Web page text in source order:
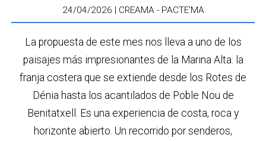
24/04/2026 | CREAMA - PACTE'MA
La propuesta de este mes nos lleva a uno de los
paisajes más impresionantes de la Marina Alta: la
franja costera que se extiende desde los Rotes de
Dénia hasta los acantilados de Poble Nou de
Benitatxell. Es una experiencia de costa, roca y
horizonte abierto. Un recorrido por senderos,